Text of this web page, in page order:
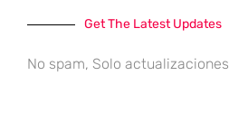
Get The Latest Updates
No spam, Solo actualizaciones